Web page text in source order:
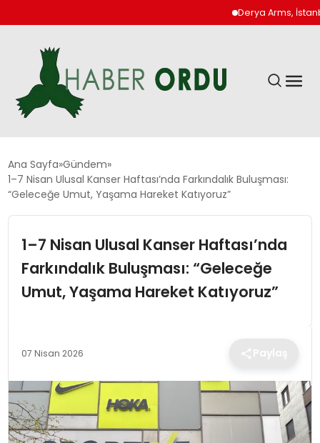
Derya Arms, İstanbul
GÜNDEM
DÜNYA
EKONOMI
SIYASET
MAGAZIN
Ana Sayfa Gündem
1–7 Nisan Ulusal Kanser Haftası’nda Farkındalık Buluşması:
“Geleceğe Umut, Yaşama Hareket Katıyoruz”
1–7 Nisan Ulusal Kanser Haftası’nda
Farkındalık Buluşması: “Geleceğe
Umut, Yaşama Hareket Katıyoruz”
07 Nisan 2026